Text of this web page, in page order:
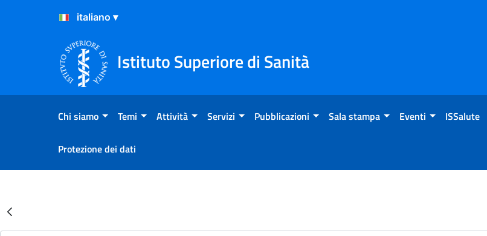
Salta al Contenuto
Salta al Footer
Istituto Superiore di Sanità
Chi siamo Temi Attività Servizi Pubblicazioni Sala stampa Eventi ISSalute
Protezione dei dati
Risultati della Ricerca - Eventi